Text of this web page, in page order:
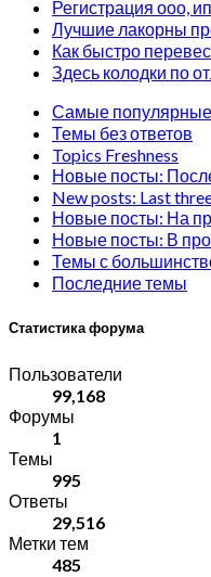
Регистрация ооо,
Лучшие лакорны
Как быстро
Здесь колодки по
Самые
Темы без ответов
Topics Freshness
Новые посты:
New posts: Last
Новые посты: На
Новые посты: В
Темы с
Последние темы
Статистика форума
Пользователи
99,168
Форумы
1
Темы
995
Ответы
29,516
Метки тем
485